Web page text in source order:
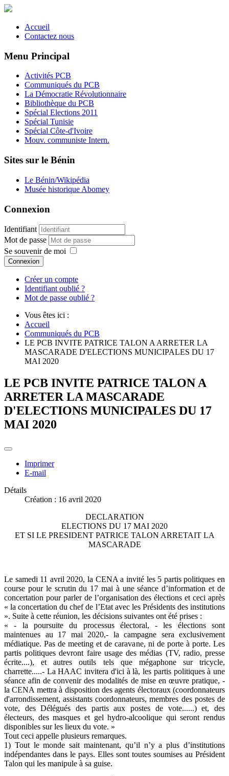
Accueil
Contactez nous
Menu Principal
Activités PCB
Communiqués du PCB
La Démocratie Révolutionnaire
Bibliothèque du PCB
Spécial Elections 2011
Spécial Tunisie
Spécial Côte-d'Ivoire
Mouv. communiste Intern.
Sites sur le Bénin
Le Bénin/Wikipédia
Musée historique Abomey
Connexion
Identifiant
Mot de passe
Se souvenir de moi
Connexion
Créer un compte
Identifiant oublié ?
Mot de passe oublié ?
Vous êtes ici :
Accueil
Communiqués du PCB
LE PCB INVITE PATRICE TALON A ARRETER LA
MASCARADE D'ELECTIONS MUNICIPALES DU 17
MAI 2020
LE PCB INVITE PATRICE TALON A
ARRETER LA MASCARADE
D'ELECTIONS MUNICIPALES DU 17
MAI 2020
Imprimer
E-mail
Détails
Création : 16 avril 2020
DECLARATION
ELECTIONS DU 17 MAI 2020
ET SI LE PRESIDENT PATRICE TALON ARRETAIT LA
MASCARADE
Le samedi 11 avril 2020, la CENA a invité les 5 partis politiques en
course pour le scrutin du 17 mai à une séance d’information et de
concertation pour parler de l’organisation des élections et ceci après
« la concertation du chef de l’Etat avec les Présidents des institutions
». Suite à cette réunion, les décisions suivantes ont été prises :
« - la poursuite du processus électoral, - les élections sont
maintenues au 17 mai 2020,- la campagne sera exclusivement
médiatique. Pas de meeting et de caravane, ni de porte à porte. Les
partis politiques devront faire usage des médias (TV, radio, presse
écrite....), et autres outils tels que mégaphone sur tricycle,
charrette.....- La HAAC invitera d'ici à là, les partis politiques à une
séance afin de convenir des modalités de mise en œuvre pratique, -
la CENA mettra à disposition des agents électoraux (coordonnateurs
d'arrondissement, assistants coordonnateurs, membres des postes de
vote, des Délégués des partis aux postes de vote......) et, des
électeurs, des masques et gel hydro-alcoolique qui seront rendus
disponibles sur les lieux du vote. »
Tout ceci appelle plusieurs remarques.
1) Tout le monde sait maintenant, qu’il n’y a plus d’institutions
indépendantes dans le pays. Elles sont toutes soumises au Président
Talon qui les manipule à sa guise.